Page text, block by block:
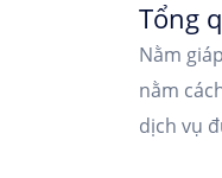
Tổng
Nằm
nằm
dịch vụ